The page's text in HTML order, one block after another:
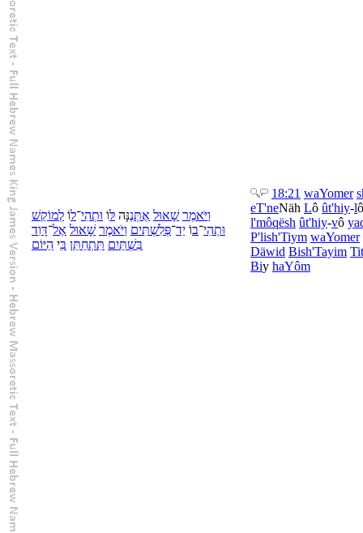
וַיֹּאמֶר שָׁאוּל אֶתְּנֶנָּה לּוֹ וּתְהִי־לוֹ לְמוֹקֵשׁ
וּתְהִי־בוֹ יַד־פְּלִשְׁתִּים וַיֹּאמֶר שָׁאוּל אֶל־דָּוִד
בִּשְׁתַּיִם תִּתְחַתֵּן בִּי הַיּוֹם
18:21 waYomer
eT'neNäh Lô ût'hiy-lô
l'môqësh ût'hiy-vô
P'lish'Tiym waYomer
Däwid Bish'Tayim
Biy haYôm